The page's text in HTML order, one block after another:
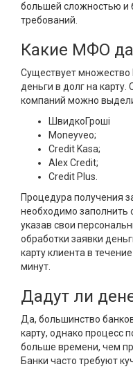
большей сложностью и
требований.
Какие МФО
Существует
деньги в долг на
компаний можно
ШвидкоГроші
Moneyveo;
Credit Kasa;
Alex Credit;
Credit Plus.
Процедура получения
необходимо заполнить
указав свои
обработки заявки
карту клиента в
минут.
Дадут ли
Да, большинство
карту, однако процесс
больше времени, чем
Банки часто требуют